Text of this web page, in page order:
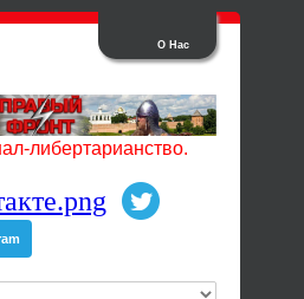
О Нас
либертарианство.